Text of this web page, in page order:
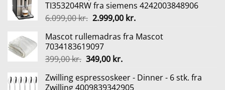
var:
229,00 kr..
er:
129,00 kr..
TI353204RW fra siemens 4242003848906
6.099,00kr. Den
pris
var:
6.099,00 kr..
2.999,00 kr.Den
pris
Mascot rullemadras fra Mascot
7034183619097
399,00kr. Den
pris
349,00 kr.Den
pris
Zwilling espressoskeer - Dinner - 6 stk. fra
Zwilling 4009839342905